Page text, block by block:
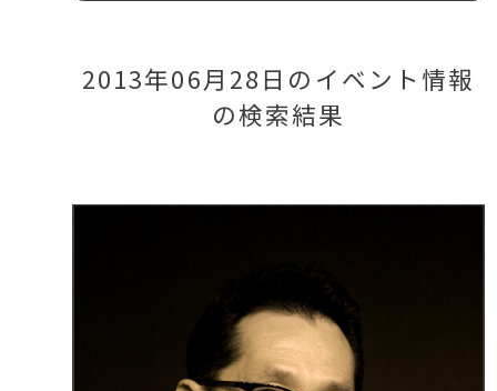
2013年06月28日のイベント情報
の検索結果